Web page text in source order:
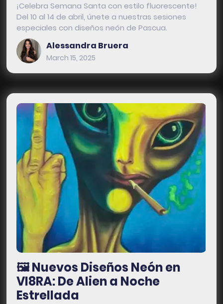
¡Celebra Semana Santa con estilo fluorescente!
Del 10 al 14 de abril, únete a nuestras sesiones
especiales con diseños neón de Pascua.
Alessandra Bruera
March 15, 2025
🖼️ Nuevos Diseños Neón en
VI8RA: De Alien a Noche
Estrellada